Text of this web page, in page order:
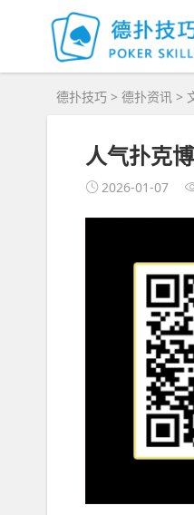
德扑技巧 > 德扑资讯 >
人气扑克
2026-01-07